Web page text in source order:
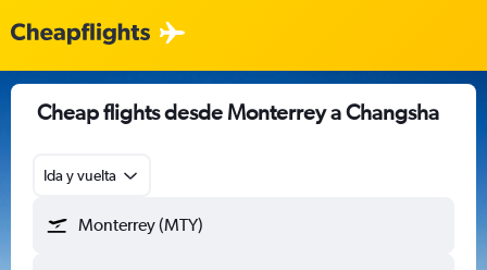
Cheap flights desde Monterrey a Changsha
Ida y vuelta
Monterrey (MTY)